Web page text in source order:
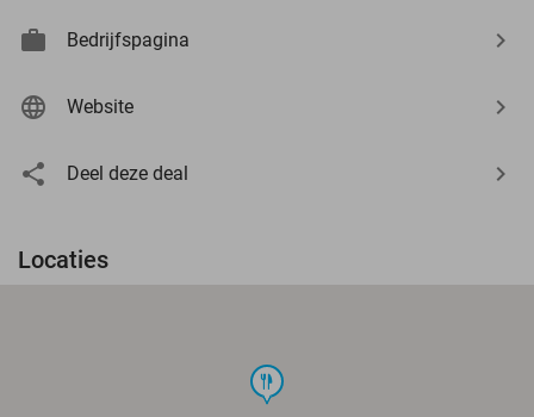
Bedrijfspagina
Website
Deel deze deal
Locaties
food